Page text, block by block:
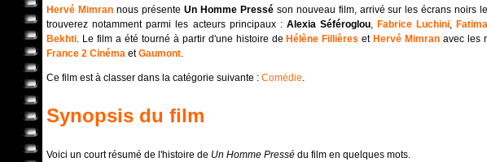
Hervé Mimrannous présente Un Homme Presséson nouveau film, arrivé sur les écrans noirs
trouverez notamment parmi les acteurs principaux : Alexia Séféroglou, Fabrice Luchini,
Bekhti. Le film a été tourné à partir d'une histoire de Hélène Fillières et Hervé Mimran avec les
France 2 Cinéma etGaumont.
Ce film est à classer dans la catégorie suivante : Comédie.
Synopsis du film
Voici un court résumé de l'histoire de Un Homme Pressé du film en quelques mots.